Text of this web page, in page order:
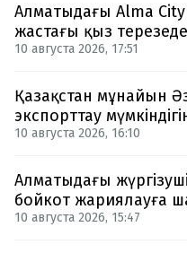
Алматыдағы Alma
жастағы қыз
10 августа 2026, 17:51
Қазақстан мұнайын
экспорттау
10 августа 2026, 16:10
Алматыдағы
бойкот жариялауға
10 августа 2026, 15:47